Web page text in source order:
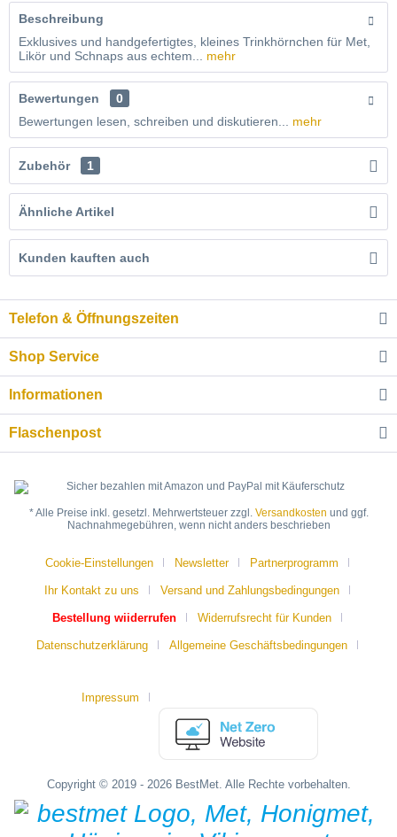
Beschreibung
Exklusives und handgefertigtes, kleines Trinkhörnchen für Met,
Likör und Schnaps aus echtem...
mehr
Bewertungen
0
Bewertungen lesen, schreiben und diskutieren...
mehr
Zubehör 1
Ähnliche Artikel
Kunden kauften auch
Telefon & Öffnungszeiten
Shop Service
Informationen
Flaschenpost
* Alle Preise inkl. gesetzl. Mehrwertsteuer zzgl. Versandkosten und ggf.
Nachnahmegebühren, wenn nicht anders beschrieben
Cookie-Einstellungen Newsletter Partnerprogramm
Ihr Kontakt zu uns Versand und Zahlungsbedingungen
Bestellung wiiderrufen Widerrufsrecht für Kunden
Datenschutzerklärung Allgemeine Geschäftsbedingungen
Impressum
Copyright © 2019 - 2026 BestMet. Alle Rechte vorbehalten.